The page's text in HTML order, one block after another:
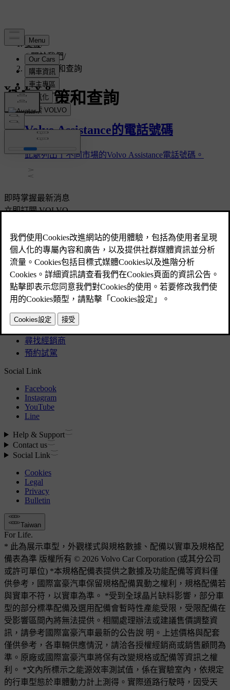
支援/
關於我們/
公司政策和查詢
公司政策和查詢
Volvo Assistance的電話號碼
此處列出了不同市場的Volvo Assistance電話號碼。